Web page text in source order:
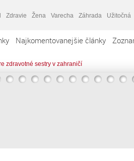
Zdravie Žena Varecha Záhrada Užitočná
Najkomentovanejšie články
zdravotné sestry v zahraničí